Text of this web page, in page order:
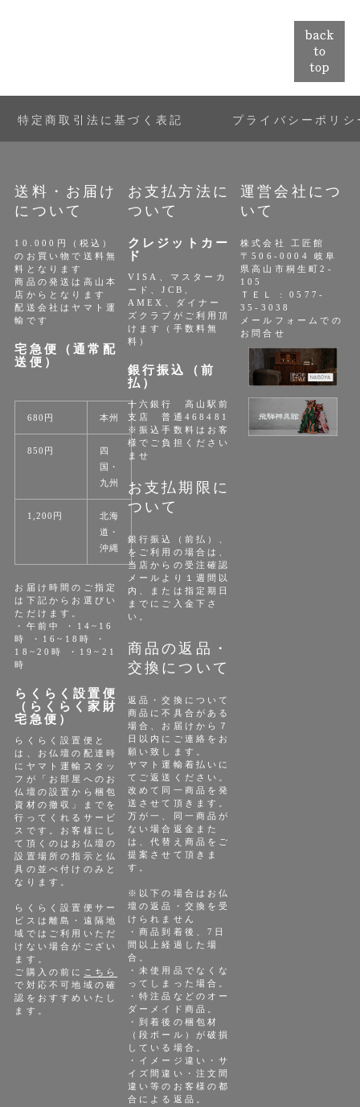
特定商取引法に基づく表記 プライバシーポリシ
送料・お届け
について
10.000円（税込）
のお買い物で送料無
料となります
商品の発送は高山本
店からとなります
配送会社はヤマト運
輸です
宅急便（通常配
送便）
680円 本州
850円
四
国・
九州
1,200円
北海
道・
沖縄
お届け時間のご指定
は下記からお選びい
ただけます。
・午前中 ・14~16
時 ・16~18時 ・
18~20時 ・19~21
時
らくらく設置便
（らくらく家財
宅急便）
らくらく設置便と
は、お仏壇の配達時
にヤマト運輸スタッ
フが「お部屋へのお
仏壇の設置から梱包
資材の撤収」までを
行ってくれるサービ
スです。お客様にし
て頂くのはお仏壇の
設置場所の指示と仏
具の並べ付けのみと
なります。
らくらく設置便サー
ビスは離島・遠隔地
域ではご利用いただ
けない場合がござい
ます。
ご購入の前に こちら
で対応不可地域の確
認をおすすめいたし
ます。
お支払方法に
ついて
クレジットカー
ド
VISA、マスターカ
ード、JCB、
AMEX、ダイナー
ズクラブがご利用頂
けます（手数料無
料）
銀行振込（前
払）
十六銀行 高山駅前
支店 普通468481
※振込手数料はお客
様でご負担ください
ませ
お支払期限に
ついて
銀行振込（前払）、
をご利用の場合は、
当店からの受注確認
メールより１週間以
内、または指定期日
までにご入金下さ
い。
商品の返品・
交換について
返品・交換について
商品に不具合がある
場合、お届けから７
日以内にご連絡をお
願い致します。
ヤマト運輸着払いに
てご返送ください。
改めて同一商品を発
送させて頂きます。
万が一、同一商品が
ない場合返金また
は、代替え商品をご
提案させて頂きま
す。
※以下の場合はお仏
壇の返品・交換を受
けられません
・商品到着後、7日
間以上経過した場
合。
・未使用品でなくな
ってしまった場合。
・特注品などのオー
ダーメイド商品。
・到着後の梱包材
（段ボール）が破損
している場合。
・イメージ違い・サ
イズ間違い・注文間
違い等のお客様の都
合による返品。
運営会社につ
いて
株式会社 工匠館
〒506-0004 岐阜
県高山市桐生町2-
105
ＴＥＬ : 0577-
35-3038
メールフォームでの
お問合せ